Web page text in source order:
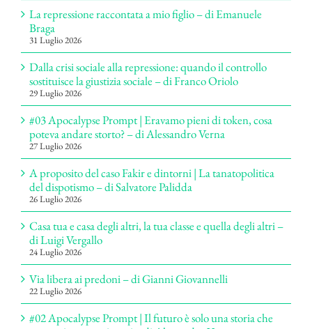
La repressione raccontata a mio figlio – di Emanuele
Braga
31 Luglio 2026
Dalla crisi sociale alla repressione: quando il controllo
sostituisce la giustizia sociale – di Franco Oriolo
29 Luglio 2026
#03 Apocalypse Prompt | Eravamo pieni di token, cosa
poteva andare storto? – di Alessandro Verna
27 Luglio 2026
A proposito del caso Fakir e dintorni | La tanatopolitica
del dispotismo – di Salvatore Palidda
26 Luglio 2026
Casa tua e casa degli altri, la tua classe e quella degli altri –
di Luigi Vergallo
24 Luglio 2026
Via libera ai predoni – di Gianni Giovannelli
22 Luglio 2026
#02 Apocalypse Prompt | Il futuro è solo una storia che